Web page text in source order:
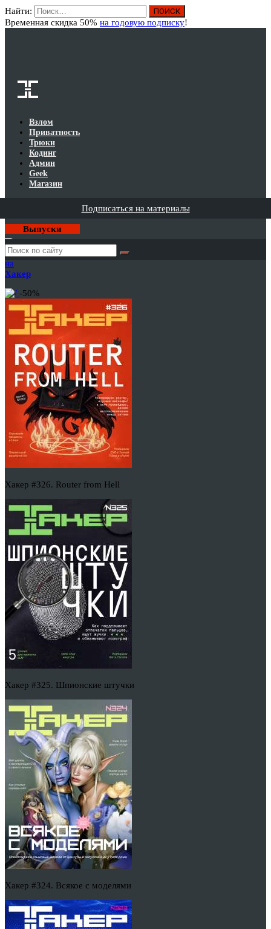
Найти:
Временная скидка 50% на годовую подписку!
Взлом
Приватность
Трюки
Кодинг
Админ
Geek
Магазин
Подписаться на материалы
Выпуски
Годовая
подписка
на
Хакер
-50%
Хакер #326. Router from Hell
Хакер #325. Шпионские штучки
Хакер #324. Всякое с моделями